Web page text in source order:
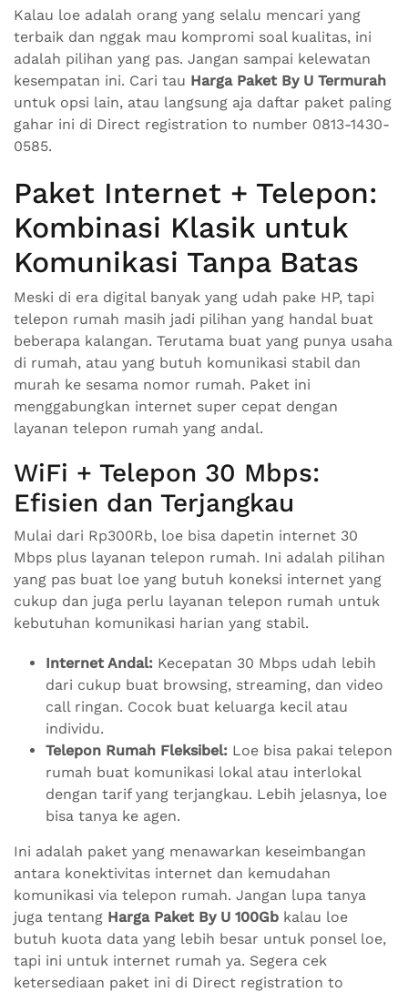
Kalau loe adalah orang yang selalu mencari yang
terbaik dan nggak mau kompromi soal kualitas, ini
adalah pilihan yang pas. Jangan sampai kelewatan
kesempatan ini. Cari tau Harga Paket By U Termurah
untuk opsi lain, atau langsung aja daftar paket paling
gahar ini di Direct registration to number 0813-1430-
0585.
Paket Internet + Telepon:
Kombinasi Klasik untuk
Komunikasi Tanpa Batas
Meski di era digital banyak yang udah pake HP, tapi
telepon rumah masih jadi pilihan yang handal buat
beberapa kalangan. Terutama buat yang punya usaha
di rumah, atau yang butuh komunikasi stabil dan
murah ke sesama nomor rumah. Paket ini
menggabungkan internet super cepat dengan
layanan telepon rumah yang andal.
WiFi + Telepon 30 Mbps:
Efisien dan Terjangkau
Mulai dari Rp300Rb, loe bisa dapetin internet 30
Mbps plus layanan telepon rumah. Ini adalah pilihan
yang pas buat loe yang butuh koneksi internet yang
cukup dan juga perlu layanan telepon rumah untuk
kebutuhan komunikasi harian yang stabil.
Internet Andal: Kecepatan 30 Mbps udah lebih
dari cukup buat browsing, streaming, dan video
call ringan. Cocok buat keluarga kecil atau
individu.
Telepon Rumah Fleksibel: Loe bisa pakai telepon
rumah buat komunikasi lokal atau interlokal
dengan tarif yang terjangkau. Lebih jelasnya, loe
bisa tanya ke agen.
Ini adalah paket yang menawarkan keseimbangan
antara konektivitas internet dan kemudahan
komunikasi via telepon rumah. Jangan lupa tanya
juga tentang Harga Paket By U 100Gb kalau loe
butuh kuota data yang lebih besar untuk ponsel loe,
tapi ini untuk internet rumah ya. Segera cek
ketersediaan paket ini di Direct registration to